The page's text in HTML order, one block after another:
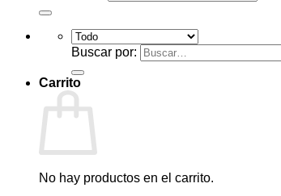
Buscar por:
Carrito
No hay productos en el carrito.